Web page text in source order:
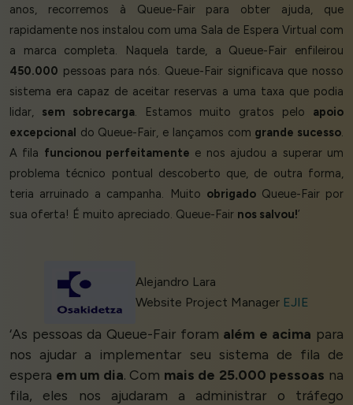
anos, recorremos à Queue-Fair para obter ajuda, que
rapidamente nos instalou com uma Sala de Espera Virtual com
a marca completa. Naquela tarde, a Queue-Fair enfileirou
450.000 pessoas para nós. Queue-Fair significava que nosso
sistema era capaz de aceitar reservas a uma taxa que podia
lidar, sem sobrecarga. Estamos muito gratos pelo apoio
excepcional do Queue-Fair, e lançamos com grande sucesso.
A fila funcionou perfeitamente e nos ajudou a superar um
problema técnico pontual descoberto que, de outra forma,
teria arruinado a campanha. Muito obrigadoQueue-Fair por
sua oferta! É muito apreciado. Queue-Fair nos salvou!’
Alejandro Lara
Website Project Manager EJIE
‘As pessoas da Queue-Fair foram além e acima para
nos ajudar a implementar seu sistema de fila de
espera em um dia. Com mais de 25.000 pessoas na
fila, eles nos ajudaram a administrar o tráfego